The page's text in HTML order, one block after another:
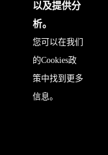
以及提供分
析。
您可以在我们
的Cookies政
策中找到更多
信息。